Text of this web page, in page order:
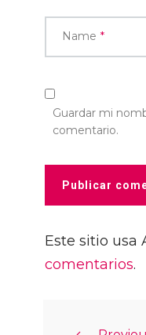
Name *
Guardar mi
comentario.
Este sitio usa
comentarios.